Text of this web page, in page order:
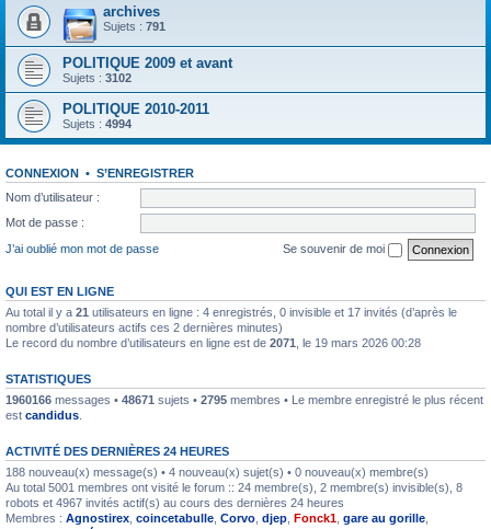
archives
Sujets : 791
POLITIQUE 2009 et avant
Sujets : 3102
POLITIQUE 2010-2011
Sujets : 4994
CONNEXION • S’ENREGISTRER
Nom d’utilisateur :
Mot de passe :
J’ai oublié mon mot de passe
Se souvenir de moi
QUI EST EN LIGNE
Au total il y a 21 utilisateurs en ligne : 4 enregistrés, 0 invisible et 17 invités (d’après le
nombre d’utilisateurs actifs ces 2 dernières minutes)
Le record du nombre d’utilisateurs en ligne est de 2071 , le 19 mars 2026 00:28
STATISTIQUES
1960166 messages • 48671 sujets • 2795 membres • Le membre enregistré le plus récent
est candidus
ACTIVITÉ DES DERNIÈRES 24 HEURES
188 nouveau(x) message(s) • 4 nouveau(x) sujet(s) • 0 nouveau(x) membre(s)
Au total 5001 membres ont visité le forum :: 24 membre(s), 2 membre(s) invisible(s), 8
robots et 4967 invités actif(s) au cours des dernières 24 heures
Membres : Agnostirex coincetabulle Corvo djep Fonck1 gare au gorille